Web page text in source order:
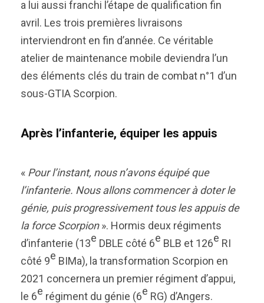
a lui aussi franchi l’étape de qualification fin
avril. Les trois premières livraisons
interviendront en fin d’année. Ce véritable
atelier de maintenance mobile deviendra l’un
des éléments clés du train de combat n°1 d’un
sous-GTIA Scorpion.
Après l’infanterie, équiper les appuis
« Pour l’instant, nous n’avons équipé que
l’infanterie. Nous allons commencer à doter le
génie, puis progressivement tous les appuis de
la force Scorpion». Hormis deux régiments
d’infanterie (13e DBLE côté 6e BLB et 126e RI
côté 9e BIMa), la transformation Scorpion en
2021 concernera un premier régiment d’appui,
le 6e régiment du génie (6e RG) d’Angers.